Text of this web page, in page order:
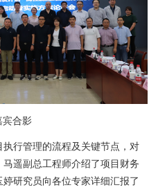
宾合影
行管理的流程及关键节点，对
遥副总工程师介绍了项目财务
研究员向各位专家详细汇报了